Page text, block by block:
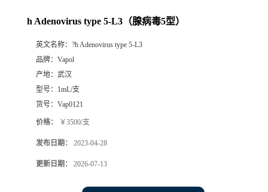
h Adenovirus type 5-L3（腺病毒5型）
英文名称： ?h Adenovirus type 5-L3
品牌： Vapol
产地： 武汉
型号： 1mL/支
货号： Vap0121
价格： ￥3500/支
发布日期： 2023-04-28
更新日期： 2026-07-13